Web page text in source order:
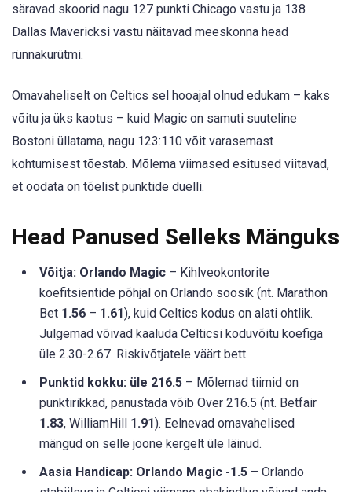
säravad skoorid nagu 127 punkti Chicago vastu ja 138
Dallas Mavericksi vastu näitavad meeskonna head
rünnakurütmi.
Omavaheliselt on Celtics sel hooajal olnud edukam – kaks
võitu ja üks kaotus – kuid Magic on samuti suuteline
Bostoni üllatama, nagu 123:110 võit varasemast
kohtumisest tõestab. Mõlema viimased esitused viitavad,
et oodata on tõelist punktide duelli.
Head Panused Selleks Mänguks
Võitja: Orlando Magic – Kihlveokontorite
koefitsientide põhjal on Orlando soosik (nt. Marathon
Bet 1.56 – 1.61), kuid Celtics kodus on alati ohtlik.
Julgemad võivad kaaluda Celticsi koduvõitu koefiga
üle 2.30-2.67. Riskivõtjatele väärt bett.
Punktid kokku: üle 216.5 – Mõlemad tiimid on
punktirikkad, panustada võib Over 216.5 (nt. Betfair
1.83, WilliamHill 1.91). Eelnevad omavahelised
mängud on selle joone kergelt üle läinud.
Aasia Handicap: Orlando Magic -1.5 – Orlando